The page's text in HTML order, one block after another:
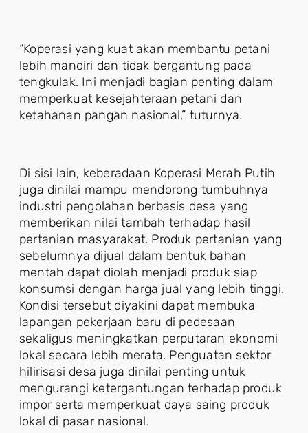
“Koperasi yang kuat akan membantu petani
lebih mandiri dan tidak bergantung pada
tengkulak. Ini menjadi bagian penting dalam
memperkuat kesejahteraan petani dan
ketahanan pangan nasional,” tuturnya.
Di sisi lain, keberadaan Koperasi Merah Putih
juga dinilai mampu mendorong tumbuhnya
industri pengolahan berbasis desa yang
memberikan nilai tambah terhadap hasil
pertanian masyarakat. Produk pertanian yang
sebelumnya dijual dalam bentuk bahan
mentah dapat diolah menjadi produk siap
konsumsi dengan harga jual yang lebih tinggi.
Kondisi tersebut diyakini dapat membuka
lapangan pekerjaan baru di pedesaan
sekaligus meningkatkan perputaran ekonomi
lokal secara lebih merata. Penguatan sektor
hilirisasi desa juga dinilai penting untuk
mengurangi ketergantungan terhadap produk
impor serta memperkuat daya saing produk
lokal di pasar nasional.